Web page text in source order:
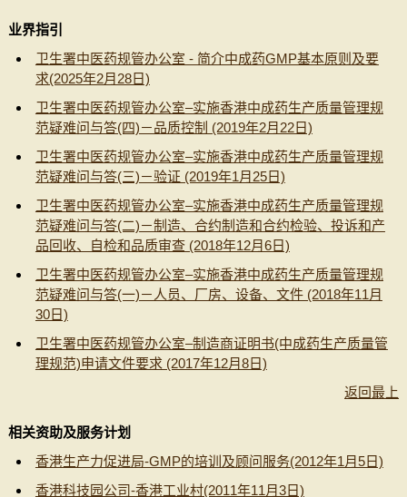
业界指引
卫生署中医药规管办公室 - 简介中成药GMP基本原则及要
求(2025年2月28日)
卫生署中医药规管办公室–实施香港中成药生产质量管理规
范疑难问与答(四)－品质控制 (2019年2月22日)
卫生署中医药规管办公室–实施香港中成药生产质量管理规
范疑难问与答(三)－验证 (2019年1月25日)
卫生署中医药规管办公室–实施香港中成药生产质量管理规
范疑难问与答(二)－制造、合约制造和合约检验、投诉和产
品回收、自检和品质审查 (2018年12月6日)
卫生署中医药规管办公室–实施香港中成药生产质量管理规
范疑难问与答(一)－人员、厂房、设备、文件 (2018年11月
30日)
卫生署中医药规管办公室–制造商证明书(中成药生产质量管
理规范)申请文件要求 (2017年12月8日)
返回最上
相关资助及服务计划
香港生产力促进局-GMP的培训及顾问服务(2012年1月5日)
香港科技园公司-香港工业村(2011年11月3日)